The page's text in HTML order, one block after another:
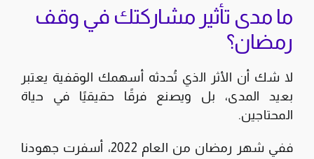
ما مدى تأثير مشاركتك في وقف
رمضان؟
لا شك أن الأثر الذي تُحدثه أسهمك الوقفية يعتبر
بعيد المدى، بل ويصنع فرقًا حقيقيًا في حياة
المحتاجين.
ففي شهر رمضان من العام 2022، أسفرت جهودنا